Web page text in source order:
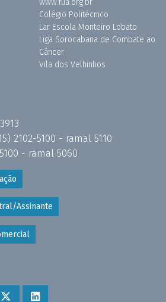
Colégio Politécnico
Lar Escola Monteiro Lobato
Liga Sorocabana de Combate ao
Câncer
Vila dos Velhinhos
2102-5100 - ramal 5110
- ramal 5060
Assinante